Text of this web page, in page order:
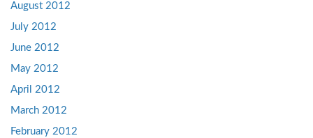
August 2012
July 2012
June 2012
May 2012
April 2012
March 2012
February 2012